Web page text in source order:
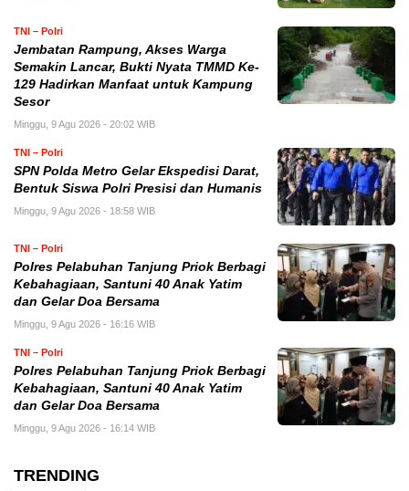
TNI – Polri
Jembatan Rampung, Akses Warga
Semakin Lancar, Bukti Nyata TMMD Ke-
129 Hadirkan Manfaat untuk Kampung
Sesor
Minggu, 9 Agu 2026 - 20:02 WIB
TNI – Polri
SPN Polda Metro Gelar Ekspedisi Darat,
Bentuk Siswa Polri Presisi dan Humanis
Minggu, 9 Agu 2026 - 18:58 WIB
TNI – Polri
Polres Pelabuhan Tanjung Priok Berbagi
Kebahagiaan, Santuni 40 Anak Yatim
dan Gelar Doa Bersama
Minggu, 9 Agu 2026 - 16:16 WIB
TNI – Polri
Polres Pelabuhan Tanjung Priok Berbagi
Kebahagiaan, Santuni 40 Anak Yatim
dan Gelar Doa Bersama
Minggu, 9 Agu 2026 - 16:14 WIB
TRENDING